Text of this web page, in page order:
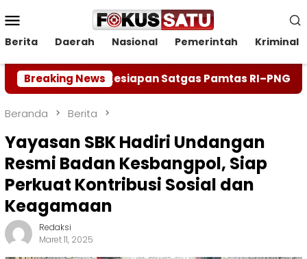
ke
kontenMobile
Berita Daerah Nasional Pemerintah Kriminal
Breaking News
Satgas Pamtas RI–PNG Yonif 132/Bima
Beranda Berita
Yayasan SBK Hadiri Undangan
Resmi Badan Kesbangpol, Siap
Perkuat Kontribusi Sosial dan
Keagamaan
Redaksi
Maret 11, 2025